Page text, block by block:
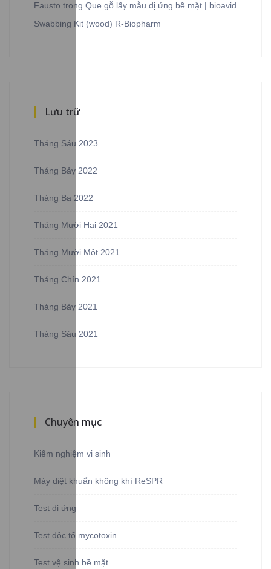
Fausto trong Que gỗ lấy mẫu dị ứng bề mặt | bioavid
Swabbing Kit (wood) R-Biopharm
Lưu trữ
Tháng Sáu 2023
Tháng Bảy 2022
Tháng Ba 2022
Tháng Mười Hai 2021
Tháng Mười Một 2021
Tháng Chín 2021
Tháng Bảy 2021
Tháng Sáu 2021
Chuyên mục
Kiểm nghiệm vi sinh
Máy diệt khuẩn không khí ReSPR
Test dị ứng
Test độc tố mycotoxin
Test vệ sinh bề mặt